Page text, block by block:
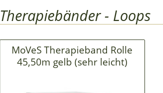
KLEINE
BECKEN-/
Therapiebänder - Loops
MoVeS Therapieband Rolle
45,50m gelb (sehr leicht)